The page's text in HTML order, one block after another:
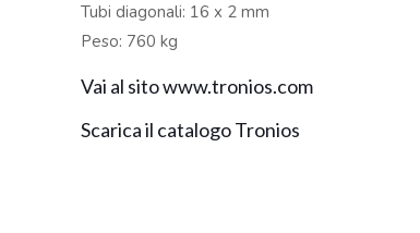
Tubi diagonali: 16 x 2 mm
Peso: 760 kg
Vai al sito www.tronios.com
Scarica il catalogo Tronios